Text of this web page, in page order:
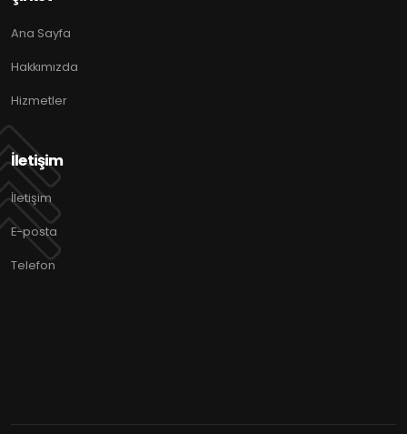
Ana Sayfa
Hakkımızda
Hizmetler
İletişim
İletişim
E-posta
Telefon